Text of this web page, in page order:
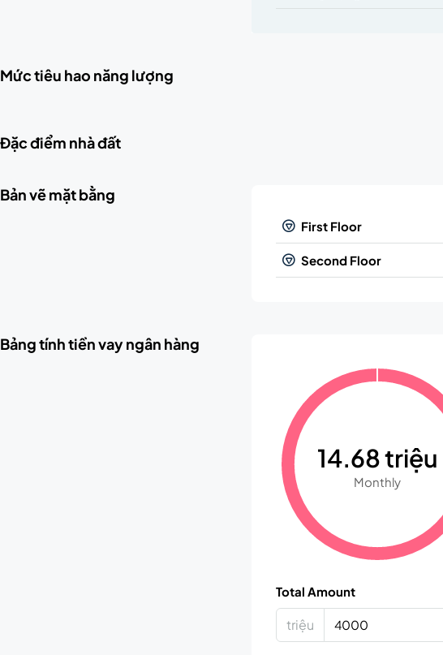
Mức tiêu hao năng lượng
Đặc điểm nhà đất
Bản vẽ mặt bằng
First Floor
Second Floor
Bảng tính tiền vay ngân hàng
14.68 triệu
Monthly
Total Amount
triệu